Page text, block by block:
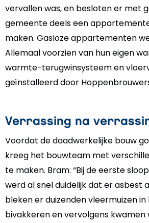
vervallen was, en besloten er met
gemeente deels een
maken. Gasloze appartementen
Allemaal voorzien van hun eigen
warmte-terugwinsysteem en
geïnstalleerd door
Verrassing na
Voordat de daadwerkelijke bouw
kreeg het bouwteam met
te maken. Bram: “Bij de eerste
werd al snel duidelijk dat er asbest
bleken er duizenden vleermuizen
bivakkeren en vervolgens